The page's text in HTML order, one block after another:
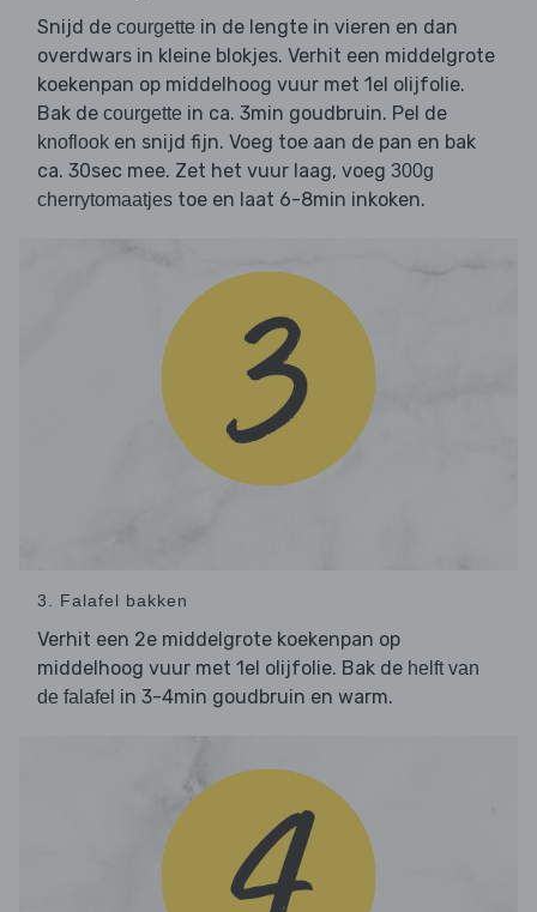
Snijd de courgette in de lengte in vieren en dan
overdwars in kleine blokjes. Verhit een middelgrote
koekenpan op middelhoog vuur met 1el olijfolie.
Bak de courgette in ca. 3min goudbruin. Pel de
knoflook en snijd fijn. Voeg toe aan de pan en bak
ca. 30sec mee. Zet het vuur laag, voeg 300g
cherrytomaatjes toe en laat 6-8min inkoken.
3. Falafel bakken
Verhit een 2e middelgrote koekenpan op
middelhoog vuur met 1el olijfolie. Bak de helft van
de falafel in 3-4min goudbruin en warm.